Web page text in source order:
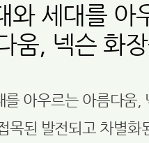
와 세대를 아
움, 넥슨 화
를 아우르는 아름다움,
목된 발전되고 차별화